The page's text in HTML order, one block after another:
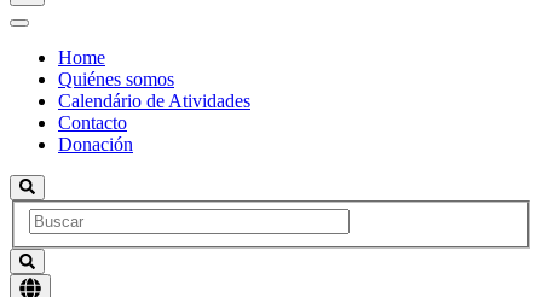
Navegación
principal
Home
Quiénes somos
Calendário de Atividades
Contacto
Donación